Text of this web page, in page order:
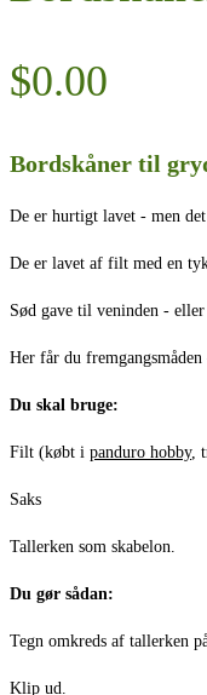
$0.00
Bordskåner til
De er hurtigt lavet - men
De er lavet af filt med en
Sød gave til veninden -
Her får du fremgangsmåden
Du skal bruge:
Filt (købt i panduro hobby,
Saks
Tallerken som skabelon.
Du gør sådan:
Tegn omkreds af tallerken
Klip ud.